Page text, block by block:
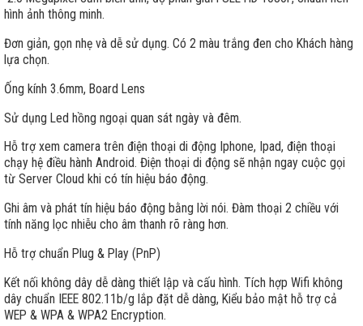
hình ảnh thông minh.
Đơn giản, gọn nhẹ và dễ sử dụng. Có 2 màu trắng đen cho Khách hàng
lựa chọn.
Ống kính 3.6mm, Board Lens
Sử dụng Led hồng ngoại quan sát ngày và đêm.
Hỗ trợ xem camera trên điện thoại di động Iphone, Ipad, điện thoại
chạy hệ điều hành Android. Điện thoại di động sẽ nhận ngay cuộc gọi
từ Server Cloud khi có tín hiệu báo động.
Ghi âm và phát tín hiệu báo động bằng lời nói. Đàm thoại 2 chiều với
tính năng lọc nhiễu cho âm thanh rõ ràng hơn.
Hỗ trợ chuẩn Plug & Play (PnP)
Kết nối không dây dễ dàng thiết lập và cấu hình. Tích hợp Wifi không
dây chuẩn IEEE 802.11b/g lắp đặt dễ dàng, Kiểu bảo mật hỗ trợ cả
WEP & WPA & WPA2 Encryption.